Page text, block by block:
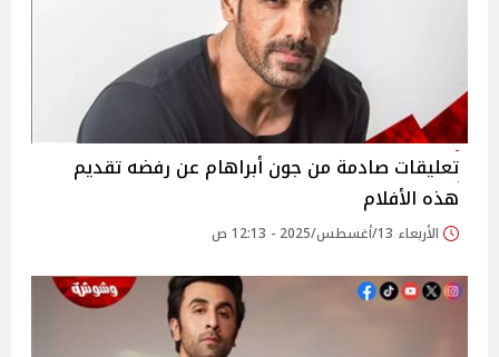
تعليقات صادمة من جون أبراهام عن رفضه تقديم
هذه الأفلام
الأربعاء 13/أغسطس/2025 - 12:13 ص